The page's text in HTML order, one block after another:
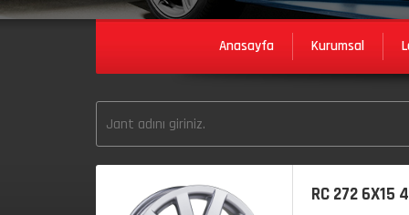
Anasayfa Kurumsal
RC 272 6X15